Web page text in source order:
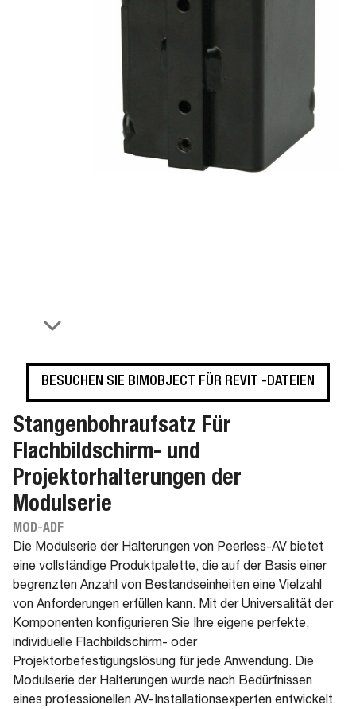
BESUCHEN SIE BIMOBJECT FÜR REVIT -DATEIEN
Stangenbohraufsatz Für
Flachbildschirm- und
Projektorhalterungen der
Modulserie
MOD-ADF
Die Modulserie der Halterungen von Peerless-AV bietet
eine vollständige Produktpalette, die auf der Basis einer
begrenzten Anzahl von Bestandseinheiten eine Vielzahl
von Anforderungen erfüllen kann. Mit der Universalität der
Komponenten konfigurieren Sie Ihre eigene perfekte,
individuelle Flachbildschirm- oder
Projektorbefestigungslösung für jede Anwendung. Die
Modulserie der Halterungen wurde nach Bedürfnissen
eines professionellen AV-Installationsexperten entwickelt.